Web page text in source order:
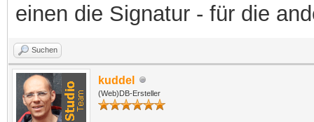
einen die Signatur - für die
Suchen
kuddel
(Web)DB-Ersteller